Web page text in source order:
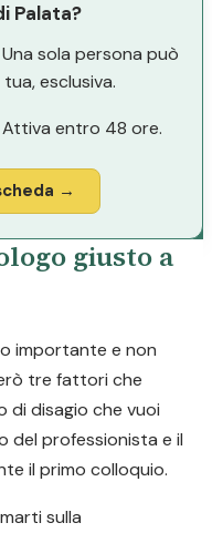
Palata?
sola persona può
esclusiva.
entro 48 ore.
→
giusto a
importante e non
tre fattori che
disagio che vuoi
professionista e il
il primo colloquio.
sulla